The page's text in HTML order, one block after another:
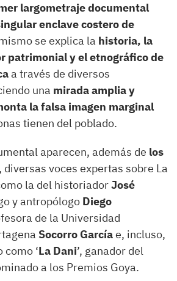
largometraje documental
enclave costerode
se explica la historia, la
patrimonial y el etnográfico de
a través de diversos
una mirada amplia y
la falsa imagen marginal
tienen del poblado.
aparecen, además de los
, diversas voces expertas sobre La
la del historiadorJosé
y antropólogo Diego
de la Universidad
Socorro Garcíae, incluso,
‘La Dani’, ganador del
a los Premios Goya.